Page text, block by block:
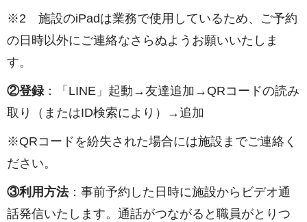
※2 施設のiPadは業務で使用しているため、ご予約
の日時以外にご連絡なさらぬようお願いいたしま
す。
②登録：「LINE」起動→友達追加→QRコードの読み
取り（またはID検索により）→追加
※QRコードを紛失された場合には施設までご連絡く
ださい。
③利用方法：事前予約した日時に施設からビデオ通
話発信いたします。通話がつながると職員がとりつ